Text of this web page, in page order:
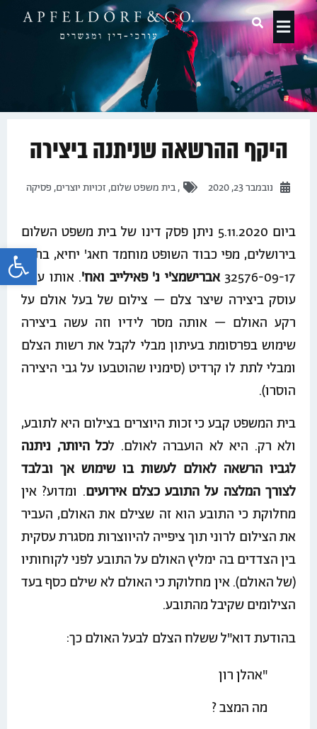
היקף ההרשאה שניתנה ביצירה
נובמבר 23, 2020 , בית משפט שלום, זכויות יוצרים, פסיקה
ביום 5.11.2020 ניתן פסק דינו של בית משפט השלום
בירושלים, מפי כבוד השופט מוחמד חאג' יחיא, בת"א
32576-09-17 אברישמצ'י נ' פאילייב ואח'. אותו עניין
עוסק ביצירה שיצר צלם – צילום של בעל אולם על
רקע האולם – אותה מסר לידיו וזה עשה ביצירה
שימוש בפרסומת בעיתון מבלי לקבל את רשות הצלם
ומבלי לתת לו קרדיט (סימניו שהוטבעו על גבי היצירה
הוסרו).
בית המשפט קבע כי זכות היוצרים בצילום היא לתובע,
ולא רק. היא לא הועברה לאולם. לכל היותר, ניתנה
לגביו הרשאה לאולם לעשות בו שימוש אך ובלבד
לצורך המלצה על התובע כצלם אירועים. ומדוע? אין
מחלוקת כי התובע הוא זה שצילם את האולם, העביר
את הצילום לרוני תוך ציפייה להיווצרות מסגרת עסקית
בין הצדדים בה ימליץ האולם על התובע לפני לקוחותיו
(של האולם). אין מחלוקת כי האולם לא שילם כסף בעד
הצילומים שקיבל מהתובע.
בהודעת דוא"ל ששלח הצלם לבעל האולם כך:
"אהלן רון
מה המצב ?